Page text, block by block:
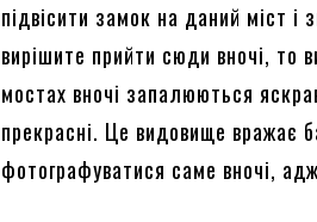
підвісити замок на даний міст
вирішите прийти сюди вночі, то
мостах вночі запалюються
прекрасні. Це видовище вражає
фотографуватися саме вночі,